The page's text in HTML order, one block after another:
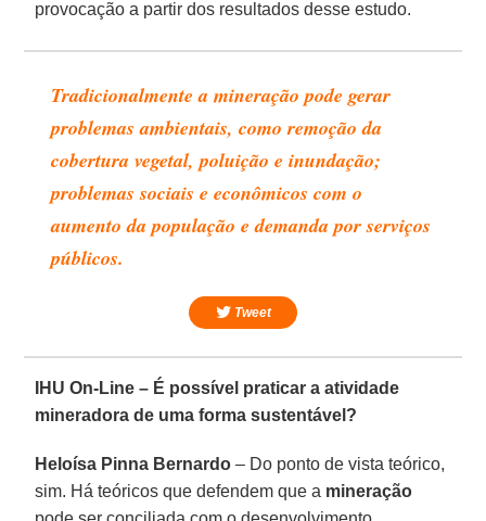
provocação a partir dos resultados desse estudo.
Tradicionalmente a mineração pode gerar
problemas ambientais, como remoção da
cobertura vegetal, poluição e inundação;
problemas sociais e econômicos com o
aumento da população e demanda por serviços
públicos.
Tweet
IHU On-Line – É possível praticar a atividade
mineradora de uma forma sustentável?
Heloísa Pinna Bernardo – Do ponto de vista teórico,
sim. Há teóricos que defendem que a mineração